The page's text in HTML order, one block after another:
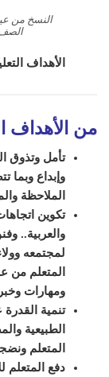
النسخ من
الصف
الأهداف
من الأهداف
تأمل وتذوق
وإبداع وبما
الملاحظة
تكوين
والعربية..
لمجتمعه
المتعلم من
ومهارات
تنمية
الطبيعية
المتعلم
دفع المتعلم